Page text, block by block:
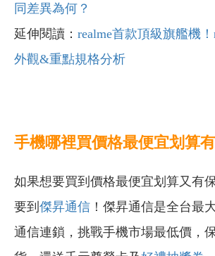
同差異為何？
延伸閱讀： realme首款頂級旗艦機！
外觀&重點規格分析
手機哪裡買價格最便宜划算
如果想要買到價格最便宜划算又有
要到 傑昇通信 ！傑昇通信是全台最
通信連鎖，挑戰手機市場最低價，